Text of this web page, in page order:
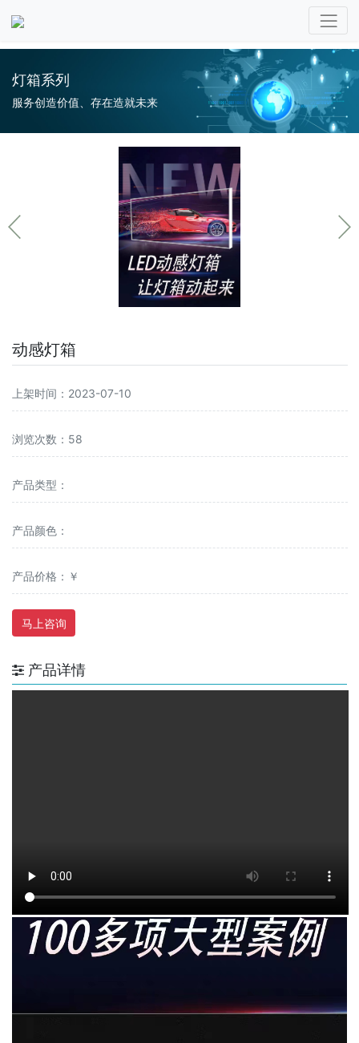
灯箱系列
服务创造价值、存在造就未来
动感灯箱
上架时间：2023-07-10
浏览次数：58
产品类型：
产品颜色：
产品价格：￥
马上咨询
产品详情